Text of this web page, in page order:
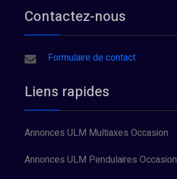
Contactez-nous
Formulaire de contact
Liens rapides
Annonces ULM Multiaxes Occasion
Annonces ULM Pendulaires Occasion